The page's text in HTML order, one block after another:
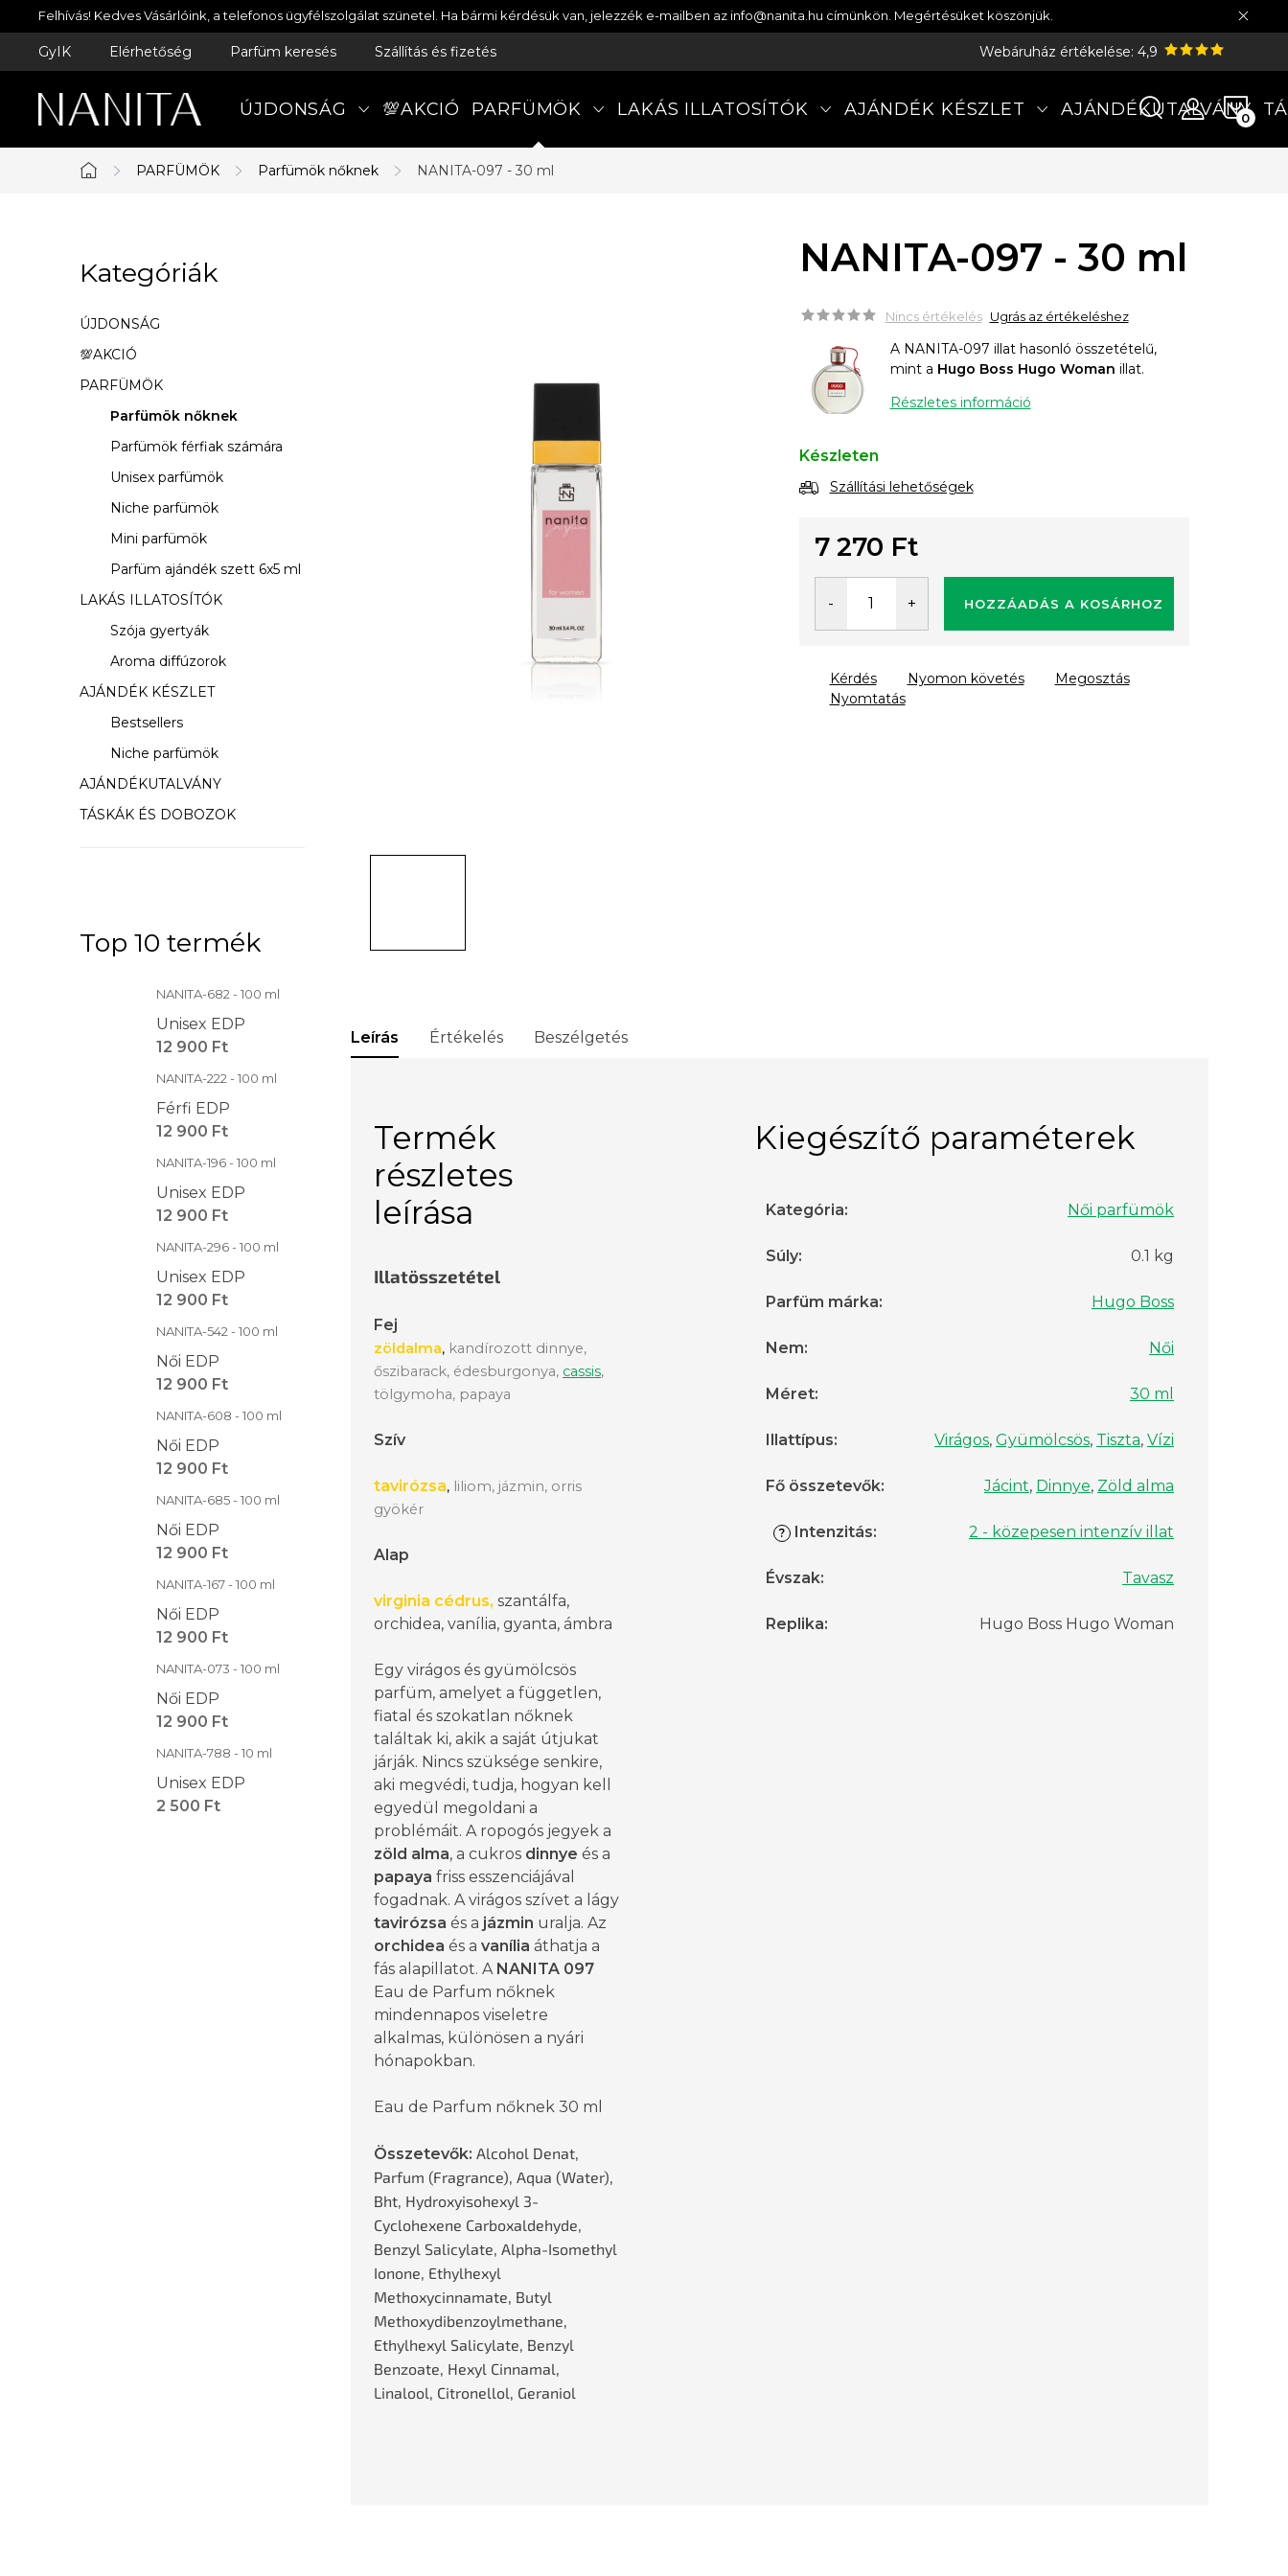
Ugrás
a
Felhívás! Kedves Vásárlóink, a telefonos ügyfélszolgálat szünetel. Ha bármi kérdésük van, jelezzék e-mailben az info@nanita.hu címünkön. Megértésüket köszönjük.
GyIK Elérhetőség Parfüm keresés Szállítás és fizetés Webáruház értékelése: 4,9
ÚJDONSÁG 💯AKCIÓ PARFÜMÖK LAKÁS ILLATOSÍTÓK AJÁNDÉK KÉSZLET AJÁNDÉKUTALVÁNY
Kezdőlap
PARFÜMÖK Parfümök nőknek NANITA-097 - 30 ml
l
d
a
l
n
Kategóriák
átugrása
Kategóriák
ÚJDONSÁG
💯AKCIÓ
PARFÜMÖK
Parfümök nőknek
Parfümök férfiak számára
Unisex parfümök
Niche parfümök
Mini parfümök
Parfüm ajándék szett 6x5 ml
LAKÁS ILLATOSÍTÓK
Szója gyertyák
Aroma diffúzorok
AJÁNDÉK KÉSZLET
Bestsellers
Niche parfümök
AJÁNDÉKUTALVÁNY
TÁSKÁK ÉS DOBOZOK
Top 10 termék
NANITA-682 - 100 ml
Unisex EDP
12 900 Ft
NANITA-222 - 100 ml
Férfi EDP
12 900 Ft
NANITA-196 - 100 ml
Unisex EDP
12 900 Ft
NANITA-296 - 100 ml
Unisex EDP
12 900 Ft
NANITA-542 - 100 ml
Női EDP
12 900 Ft
NANITA-608 - 100 ml
Női EDP
12 900 Ft
NANITA-685 - 100 ml
Női EDP
12 900 Ft
NANITA-167 - 100 ml
Női EDP
12 900 Ft
NANITA-073 - 100 ml
Női EDP
12 900 Ft
NANITA-788 - 10 ml
Unisex EDP
2 500 Ft
NANITA-097 - 30 ml
Nincs értékelés Ugrás az értékeléshez
A NANITA-097 illat hasonló összetételű,
mint a Hugo Boss Hugo Woman illat.
Részletes információ
Készleten
Szállítási lehetőségek
7 270 Ft
HOZZÁADÁS A KOSÁRHOZ
Nyomtatás
Kérdés Nyomon követés Megosztás
Leírás Értékelés Beszélgetés
Termék
részletes
leírása
Illatösszetétel
Fej
zöldalma, kandírozott dinnye,
őszibarack, édesburgonya, cassis,
tölgymoha, papaya
Szív
tavirózsa, liliom, jázmin, orris
gyökér
Alap
virginia cédrus, szantálfa,
orchidea, vanília, gyanta, ámbra
Egy virágos és gyümölcsös
parfüm, amelyet a független,
fiatal és szokatlan nőknek
találtak ki, akik a saját útjukat
járják. Nincs szüksége senkire,
aki megvédi, tudja, hogyan kell
egyedül megoldani a
problémáit. A ropogós jegyek a
zöld alma, a cukros dinnye és a
papaya friss esszenciájával
fogadnak. A virágos szívet a lágy
tavirózsa és a jázmin uralja. Az
orchidea és a vanília áthatja a
fás alapillatot. A NANITA 097
Eau de Parfum nőknek
mindennapos viseletre
alkalmas, különösen a nyári
hónapokban.
Eau de Parfum nőknek 30 ml
Összetevők: Alcohol Denat,
Parfum (Fragrance), Aqua (Water),
Bht, Hydroxyisohexyl 3-
Cyclohexene Carboxaldehyde,
Benzyl Salicylate, Alpha-Isomethyl
Ionone, Ethylhexyl
Methoxycinnamate, Butyl
Methoxydibenzoylmethane,
Ethylhexyl Salicylate, Benzyl
Benzoate, Hexyl Cinnamal,
Linalool, Citronellol, Geraniol
Kiegészítő paraméterek
Kategória: Női parfümök
Súly: 0.1 kg
Parfüm márka: Hugo Boss
Nem: Női
Méret: 30 ml
Illattípus: Virágos, Gyümölcsös, Tiszta, Vízi
Fő összetevők: Jácint, Dinnye, Zöld alma
? Intenzitás: 2 - közepesen intenzív illat
Évszak: Tavasz
Replika: Hugo Boss Hugo Woman